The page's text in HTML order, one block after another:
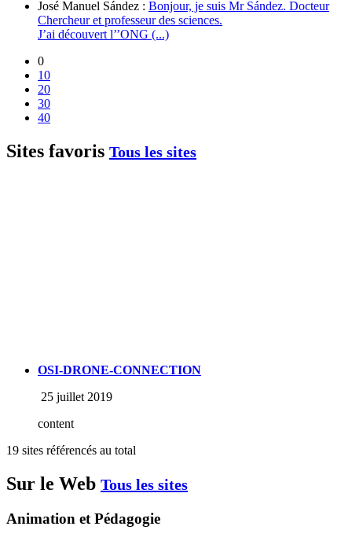
José Manuel Sández : Bonjour, je suis Mr Sández. Docteur
Chercheur et professeur des sciences.
J’ai découvert l’’ONG (...)
0
10
20
30
40
Sites favoris Tous les sites
OSI-DRONE-CONNECTION
25 juillet 2019
content
19 sites référencés au total
Sur le Web Tous les sites
Animation et Pédagogie